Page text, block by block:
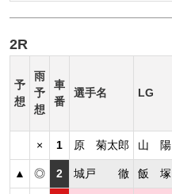
2R
予
想
雨
予
想
車
番
選手名 LG
× 1 原 菊太郎 山 陽
▲ ◎ 2 城戸 徹 飯 塚